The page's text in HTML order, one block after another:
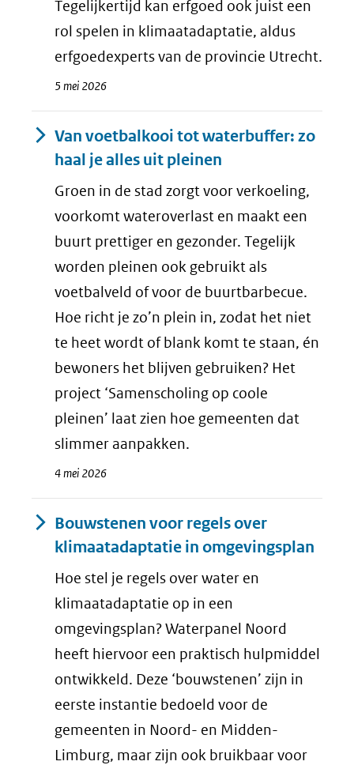
Tegelijkertijd kan erfgoed ook juist een
rol spelen in klimaatadaptatie, aldus
erfgoedexperts van de provincie Utrecht.
5 mei 2026
Van voetbalkooi tot waterbuffer: zo
haal je alles uit pleinen
Groen in de stad zorgt voor verkoeling,
voorkomt wateroverlast en maakt een
buurt prettiger en gezonder. Tegelijk
worden pleinen ook gebruikt als
voetbalveld of voor de buurtbarbecue.
Hoe richt je zo’n plein in, zodat het niet
te heet wordt of blank komt te staan, én
bewoners het blijven gebruiken? Het
project ‘Samenscholing op coole
pleinen’ laat zien hoe gemeenten dat
slimmer aanpakken.
4 mei 2026
Bouwstenen voor regels over
klimaatadaptatie in omgevingsplan
Hoe stel je regels over water en
klimaatadaptatie op in een
omgevingsplan? Waterpanel Noord
heeft hiervoor een praktisch hulpmiddel
ontwikkeld. Deze ‘bouwstenen’ zijn in
eerste instantie bedoeld voor de
gemeenten in Noord- en Midden-
Limburg, maar zijn ook bruikbaar voor